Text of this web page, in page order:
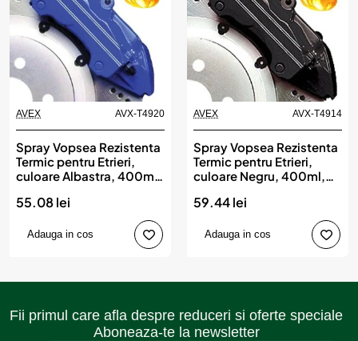
AVEX AVX-T4920
Spray Vopsea Rezistenta
Termic pentru Etrieri,
culoare Albastra, 400ml,
55.08 lei
Adauga in cos
AVEX AVX-T4914
Spray Vopsea Rezistenta
Termic pentru Etrieri,
culoare Negru, 400ml,
59.44 lei
Adauga in cos
Fii primul care afla despre reduceri si oferte speciale
Aboneaza-te la newsletter